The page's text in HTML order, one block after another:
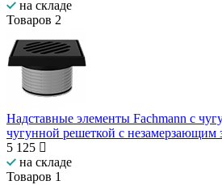
на складе
Товаров 2
Надставные элементы Fachmann с
чугунной решеткой с незамерзающим
5 125
на складе
Товаров 1